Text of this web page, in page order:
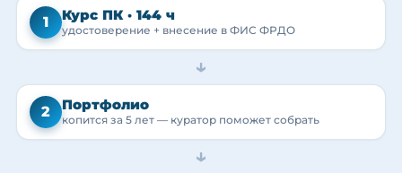
1 Курс ПК · 144 ч
удостоверение + внесение в ФИС ФРДО
→
2 Портфолио
копится за 5 лет — куратор поможет собрать
→